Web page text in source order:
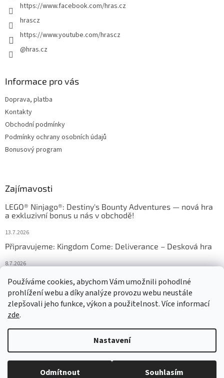
Používáme cookies, abychom Vám umožnili pohodlné
prohlížení webu a díky analýze provozu webu neustále
zlepšovali jeho funkce, výkon a použitelnost. Více informací
zde.
Nastavení
Odmítnout Souhlasím
https://www.facebook.com/hras.cz
hrascz
https://www.youtube.com/hrascz
@hras.cz
Informace pro vás
Doprava, platba
Kontakty
Obchodní podmínky
Podmínky ochrany osobních údajů
Bonusový program
Zajímavosti
LEGO® Ninjago®: Destiny's Bounty Adventures — nová hra
a exkluzivní bonus u nás v obchodě!
13.7.2026
Připravujeme: Kingdom Come: Deliverance – Desková hra
8.7.2026
Nejlepší deskové hry: výběr, který frčí v celém Česku
18.6.2026
Copyright 2026HRAS. Všechna práva vyhrazena.Upravit nastavení